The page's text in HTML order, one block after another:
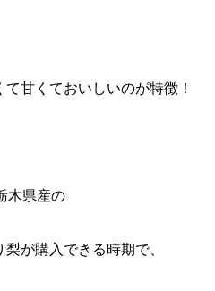
甘くておいしいのが特徴！
木県産の
が購入できる時期で、